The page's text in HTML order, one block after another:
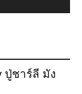
ชาร์ลี มัง